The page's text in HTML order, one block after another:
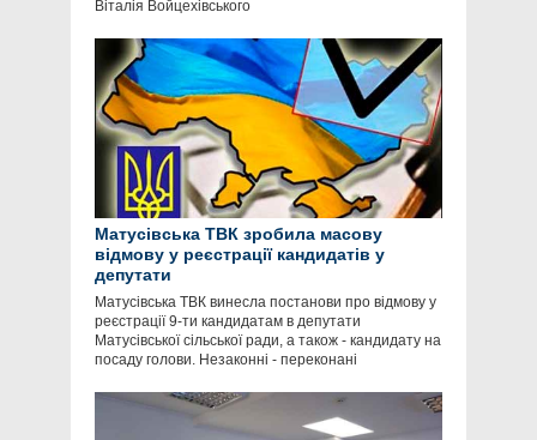
Віталія Войцехівського
Матусівська ТВК зробила масову
відмову у реєстрації кандидатів у
депутати
Матусівська ТВК винесла постанови про відмову у
реєстрації 9-ти кандидатам в депутати
Матусівської сільської ради, а також - кандидату на
посаду голови. Незаконні - переконані